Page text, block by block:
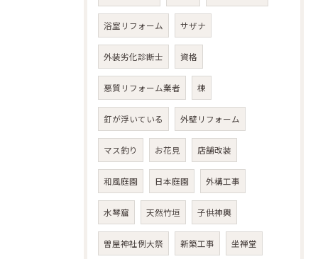
浴室リフォーム サザナ
外装劣化診断士 資格
悪質リフォーム業者 棟
釘が浮いている 外壁リフォーム
マス釣り お花見 店舗改装
和風庭園 日本庭園 外構工事
水琴窟 天然竹垣 子供神輿
曽屋神社例大祭 新築工事 坐禅堂